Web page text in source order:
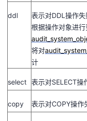
ddl 表示对DDL 操作
根据操作对象进
将对
计
select 表示对SELECT操
copy 表示对COPY操作